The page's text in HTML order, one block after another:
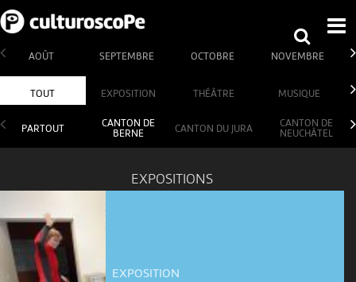
AOÛT SEPTEMBRE OCTOBRE NOVEMBRE
TOUT EXPOSITION THÉÂTRE MUSIQUE
PARTOUT
CANTON DE
BERNE
CANTON DU JURA
CANTON DE
NEUCHÂTEL
EXPOSITIONS
EXPOSITION